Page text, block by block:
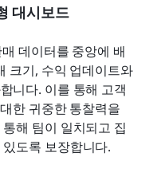
대시보드
데이터를 중앙에 배
크기, 수익 업데이트와
니다. 이를 통해 고객
한 귀중한 통찰력을
해 팀이 일치되고 집
도록 보장합니다.